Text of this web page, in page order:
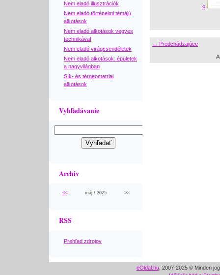
Nem eladó illusztrációk
Nem eladó történelmi témájú
alkotások
Nem eladó alkotások vegyes
technikával
Nem eladó virágcsendéletek
Nem eladó alkotások: épületek
a nagyvilágban
Sík- és térgeometriai
alkotások
Vyhľadávanie
Archiv
<< máj / 2025 >>
RSS
Prehľad zdrojov
«
← Predchádzajúce
eOldal.hu, 2007-2025 © Minden